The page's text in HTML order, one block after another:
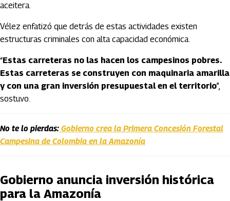
aceitera.
Vélez enfatizó que detrás de estas actividades existen
estructuras criminales con alta capacidad económica.
“Estas carreteras no las hacen los campesinos pobres.
Estas carreteras se construyen con maquinaria amarilla
y con una gran inversión presupuestal en el territorio”,
sostuvo.
No te lo pierdas: Gobierno crea la Primera Concesión Forestal
Campesina de Colombia en la Amazonía
Gobierno anuncia inversión histórica
para la Amazonía